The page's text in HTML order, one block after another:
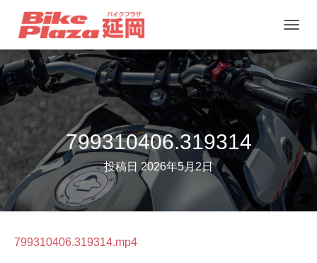
ビ
ー
シ
ョ
ン
を
り
799310406.319314
投稿日2026年5月2日
799310406.319314.mp4